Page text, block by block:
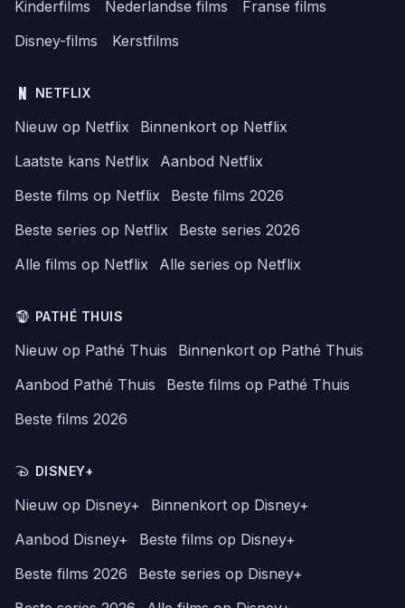
Kinderfilms
Nederlandse films
Franse films
Disney-films
Kerstfilms
NETFLIX
Nieuw op Netflix
Binnenkort op Netflix
Laatste kans Netflix
Aanbod Netflix
Beste films op Netflix
Beste films 2026
Beste series op Netflix
Beste series 2026
Alle films op Netflix
Alle series op Netflix
PATHÉ THUIS
Nieuw op Pathé Thuis
Binnenkort op Pathé Thuis
Aanbod Pathé Thuis
Beste films op Pathé Thuis
Beste films 2026
DISNEY+
Nieuw op Disney+
Binnenkort op Disney+
Aanbod Disney+
Beste films op Disney+
Beste films 2026
Beste series op Disney+